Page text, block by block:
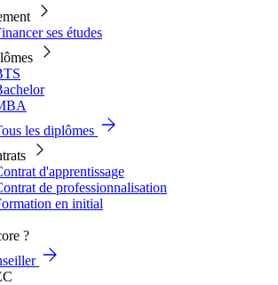
ses études
les diplômes
d'apprentissage
de professionnalisation
en initial
?